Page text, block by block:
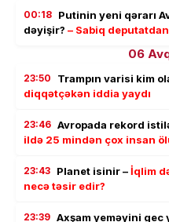
00:18 Putinin yeni qərarı
dəyişir? – Sabiq
06
23:50 Trampın varisi kim
diqqətçəkən iddia yaydı
23:46 Avropada rekord
ildə 25 mindən çox insan
23:43 Planet isinir –İqlim
necə təsir edir?
23:39 Axşam yeməyini gec